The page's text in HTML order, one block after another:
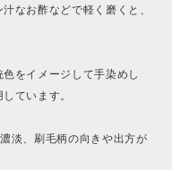
なお酢などで軽く磨くと、
をイメージして手染めし
ています。
淡、刷毛柄の向きや出方が